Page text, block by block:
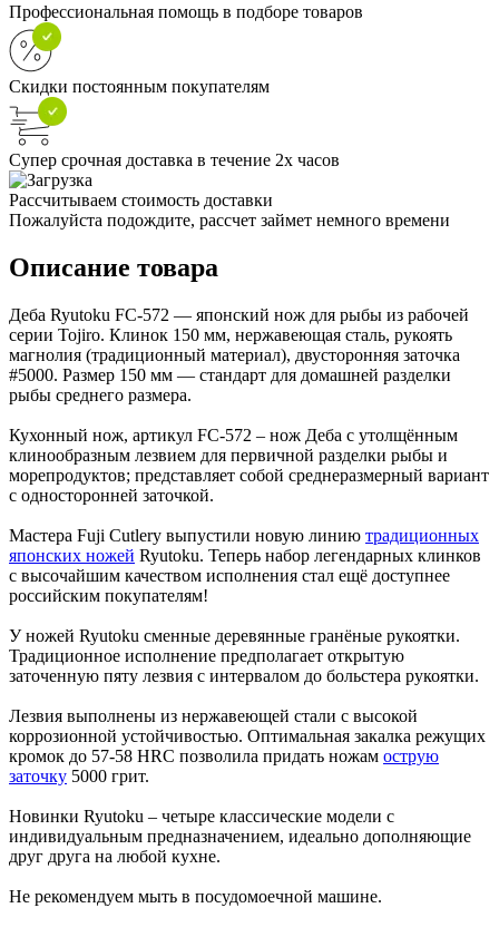
Профессиональная помощь в подборе товаров
Скидки постоянным покупателям
Супер срочная доставка в течение 2х часов
Рассчитываем стоимость доставки
Пожалуйста подождите, рассчет займет немного времени
Описание товара
Деба Ryutoku FC-572 — японский нож для рыбы из рабочей
серии Tojiro. Клинок 150 мм, нержавеющая сталь, рукоять
магнолия (традиционный материал), двусторонняя заточка
#5000. Размер 150 мм — стандарт для домашней разделки
рыбы среднего размера.
Кухонный нож, артикул FC-572 – нож Деба с утолщённым
клинообразным лезвием для первичной разделки рыбы и
морепродуктов; представляет собой среднеразмерный вариант
с односторонней заточкой.
Мастера Fuji Cutlery выпустили новую линию традиционных
японских ножей Ryutoku. Теперь набор легендарных клинков
с высочайшим качеством исполнения стал ещё доступнее
российским покупателям!
У ножей Ryutoku сменные деревянные гранёные рукоятки.
Традиционное исполнение предполагает открытую
заточенную пяту лезвия с интервалом до больстера рукоятки.
Лезвия выполнены из нержавеющей стали с высокой
коррозионной устойчивостью. Оптимальная закалка режущих
кромок до 57-58 HRC позволила придать ножам острую
заточку 5000 грит.
Новинки Ryutoku – четыре классические модели с
индивидуальным предназначением, идеально дополняющие
друг друга на любой кухне.
Не рекомендуем мыть в посудомоечной машине.